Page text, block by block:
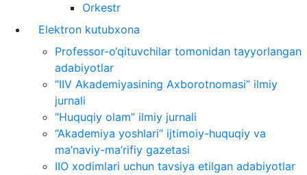
Orkestr
Elektron kutubxona
Professor-o‘qituvchilar tomonidan tayyorlangan
adabiyotlar
“IIV Akademiyasining Axborotnomasi” ilmiy
jurnali
“Huquqiy olam” ilmiy jurnali
“Akademiya yoshlari” ijtimoiy-huquqiy va
ma’naviy-ma’rifiy gazetasi
IIO xodimlari uchun tavsiya etilgan adabiyotlar